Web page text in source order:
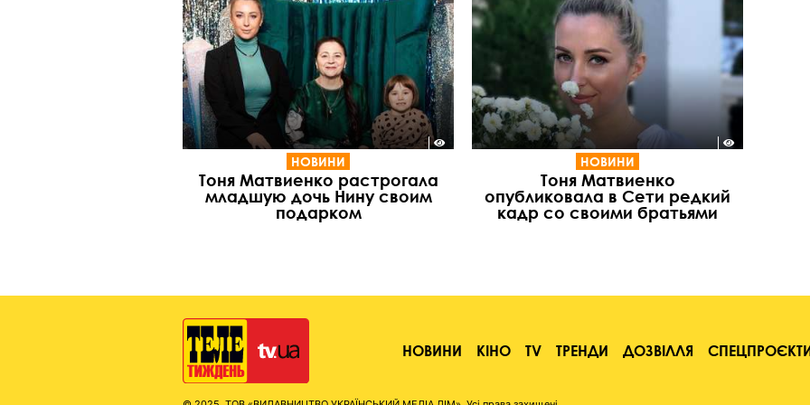
НОВИНИ
Тоня Матвиенко растрогала
младшую дочь Нину своим
подарком
НОВИНИ
Тоня Матвиенко
опубликовала в Сети редкий
кадр со своими братьями
НОВИНИ КІНО TV ТРЕНДИ ДОЗВІЛЛЯ